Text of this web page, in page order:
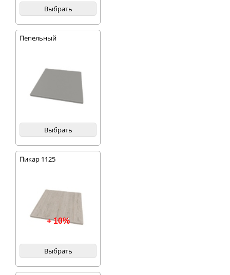
Выбрать
Пепельный
Выбрать
Пикар 1125
+ 10%
Выбрать